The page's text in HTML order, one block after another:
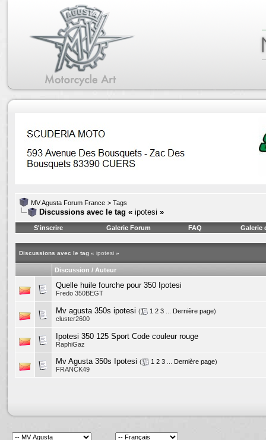
MV Agusta Forum France > Tags
Discussions avec le tag « ipotesi »
S'inscrire Galerie Forum FAQ Galerie
Discussions avec le tag « ipotesi »
Discussion / Auteur
Quelle huile fourche pour 350 Ipotesi
Fredo 350BEGT
Mv agusta 350s ipotesi ( 1 2 3 Dernière page)
cluster2600
Ipotesi 350 125 Sport Code couleur rouge
RaphiGaz
Mv Agusta 350s Ipotesi ( 1 2 3 Dernière page)
FRANCK49